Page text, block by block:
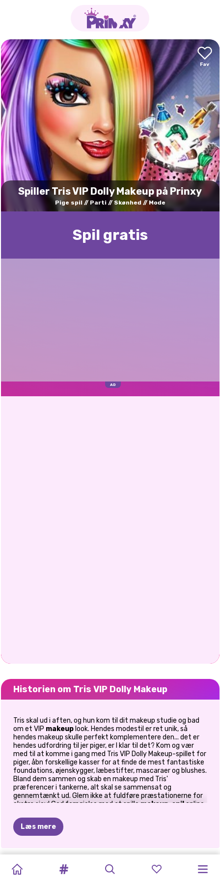
Spiller Tris VIP Dolly Makeup på Prinxy
Pige spil Parti Skønhed Mode
Spil gratis
Historien om Tris VIP Dolly Makeup
Tris skal ud i aften, og hun kom til dit makeup studie og bad
om et VIP makeuplook. Hendes modestil er ret unik, så
hendes makeup skulle perfekt komplementere den... det er
hendes udfordring til jer piger, er I klar til det? Kom og vær
med til at komme i gang med Tris VIP Dolly Makeup-spillet for
piger, åbn forskellige kasser for at finde de mest fantastiske
foundations, øjenskygger, læbestifter, mascaraer og blushes.
Bland dem sammen og skab en makeup med Tris'
præferencer i tankerne, alt skal se sammensat og
gennemtænkt ud. Glem ikke at fuldføre præstationerne for
ekstra sjov! God fornøjelse med at spille makeup-spilonline
Læs mere
GLITTER
#STRANDLIV
MODE
PRINCESS
ALL
PRINSESSE
FIRST
PRINSESSE
KÆRLIGHEDSFESTUNICORN
PRINSESSER
BAGGÅRDSFEST
OG
PRINSESSER